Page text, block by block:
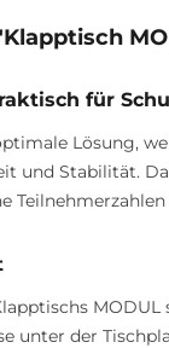
für
Lösung,
und Stabilität.
unter der